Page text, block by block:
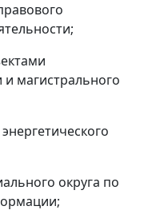
магистрального
округа по